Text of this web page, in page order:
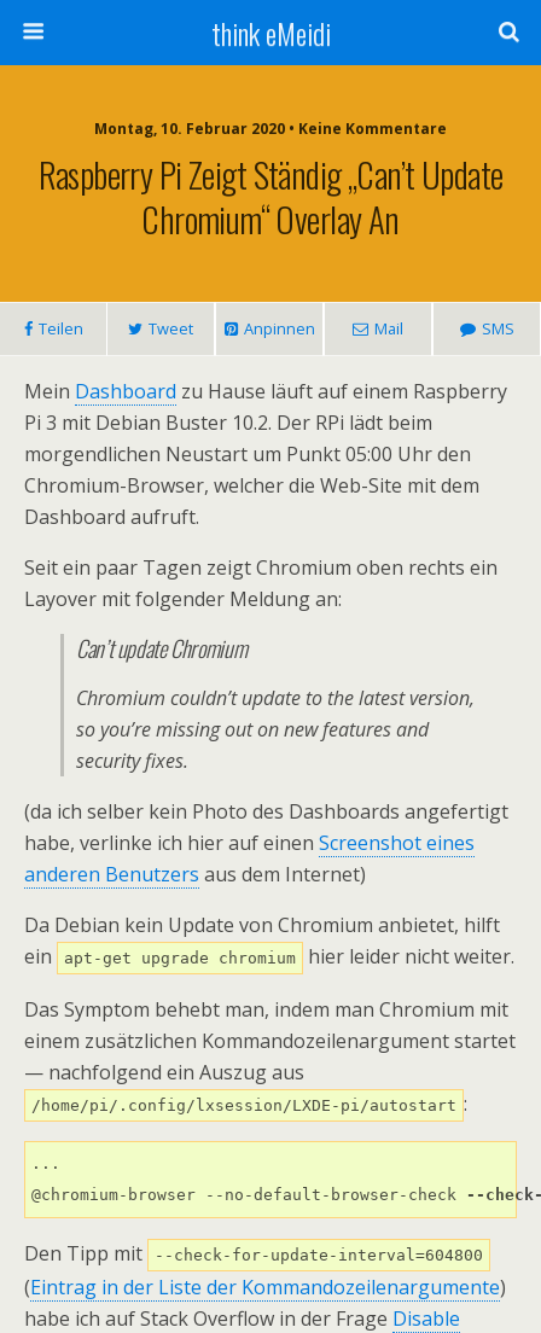
think eMeidi
Montag, 10. Februar 2020 • Keine Kommentare
Raspberry Pi Zeigt Ständig „Can’t Update
Chromium“ Overlay An
Teilen Tweet Anpinnen Mail SMS
Mein Dashboard zu Hause läuft auf einem Raspberry
Pi 3 mit Debian Buster 10.2. Der RPi lädt beim
morgendlichen Neustart um Punkt 05:00 Uhr den
Chromium-Browser, welcher die Web-Site mit dem
Dashboard aufruft.
Seit ein paar Tagen zeigt Chromium oben rechts ein
Layover mit folgender Meldung an:
Can’t update Chromium
Chromium couldn’t update to the latest version,
so you’re missing out on new features and
security fixes.
(da ich selber kein Photo des Dashboards angefertigt
habe, verlinke ich hier auf einen Screenshot eines
anderen Benutzers aus dem Internet)
Da Debian kein Update von Chromium anbietet, hilft
ein
apt-get upgrade chromium
hier leider nicht weiter.
Das Symptom behebt man, indem man Chromium mit
einem zusätzlichen Kommandozeilenargument startet
— nachfolgend ein Auszug aus
/home/pi/.config/lxsession/LXDE-pi/autostart :
...
@chromium-browser --no-default-browser-check
--
Den Tipp mit --check-for-update-interval=604800
(Eintrag in der Liste der Kommandozeilenargumente)
habe ich auf Stack Overflow in der Frage Disable